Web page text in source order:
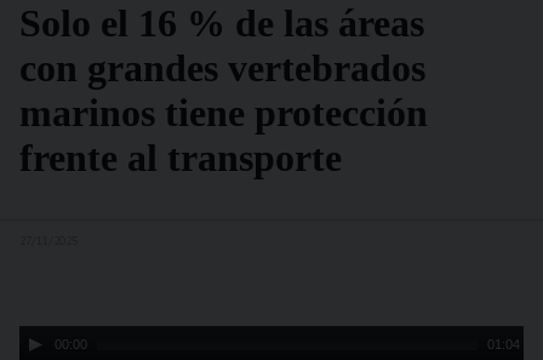
Solo el 16 % de las áreas
con grandes vertebrados
marinos tiene protección
frente al transporte
Audio00:00 01:04